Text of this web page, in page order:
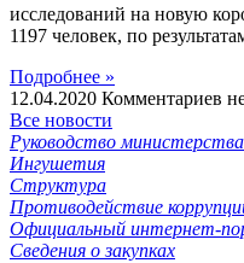
исследований на новую
1197 человек, по
Подробнее »
12.04.2020 Комментариев
Все новости
Руководство министерства
Ингушетия
Структура
Противодействие
Официальный интернет-
Сведения о закупках